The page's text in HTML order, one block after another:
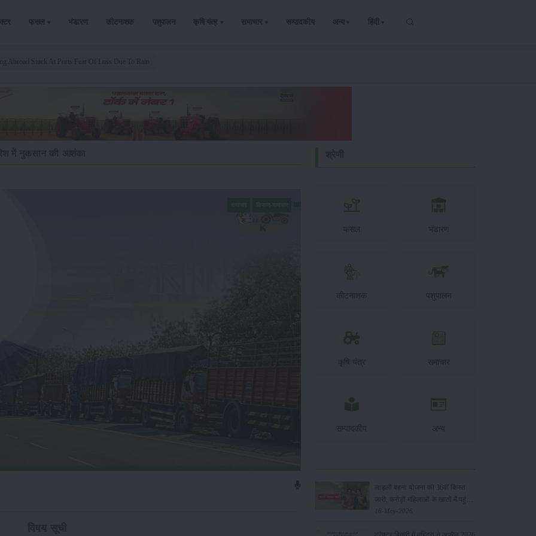
फसल भंडारण कीटनाशक पशुपालन कृषि यंत्र समाचार सम्पादकीय अन्य हिंदी
फसल भंडारण
कीटनाशक पशुपालन
कृषि यंत्र समाचार
सम्पादकीय अन्य
लाड़ली बहना योजना की 36वीं किस्त
जारी, करोड़ों महिलाओं के खातों में पहुंचे
1500 रुपये
16-May-2026